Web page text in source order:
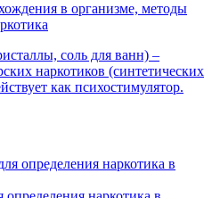
в организме, методы
соль для ванн) –
наркотиков (синтетических
как психостимулятор.